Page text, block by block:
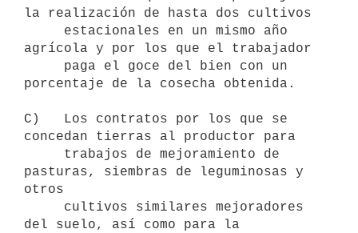
la realización de hasta dos cultivos
agrícola y por los que el trabajador
porcentaje de la cosecha obtenida.
C)   Los contratos por los que se
concedan tierras al productor para
pasturas, siembras de leguminosas y
otros
del suelo, así como para la